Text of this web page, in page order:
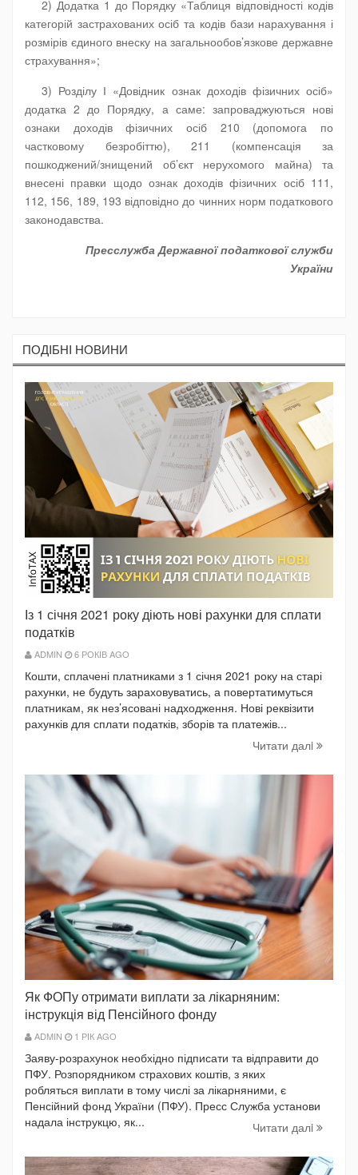
2) Додатка 1 до Порядку «Таблиця відповідності кодів
категорій застрахованих осіб та кодів бази нарахування і
розмірів єдиного внеску на загальнообов’язкове державне
страхування»;
3) Розділу І «Довідник ознак доходів фізичних осіб»
додатка 2 до Порядку, а саме: запроваджуються нові
ознаки доходів фізичних осіб 210 (допомога по
частковому безробіттю), 211 (компенсація за
пошкоджений/знищений об’єкт нерухомого майна) та
внесені правки щодо ознак доходів фізичних осіб 111,
112, 156, 189, 193 відповідно до чинних норм податкового
законодавства.
Пресслужба Державної податкової служби
України
ПОДIБНI НОВИНИ
Із 1 січня 2021 року діють нові рахунки для сплати
податків
ADMIN 6 РОКІВ AGO
Кошти, сплачені платниками з 1 січня 2021 року на старі
рахунки, не будуть зараховуватись, а повертатимуться
платникам, як нез’ясовані надходження. Нові реквізити
рахунків для сплати податків, зборів та платежів...
Читати далi
Як ФОПу отримати виплати за лікарняним:
інструкція від Пенсійного фонду
ADMIN 1 РІК AGO
Заяву-розрахунок необхідно підписати та відправити до
ПФУ. Розпорядником страхових коштів, з яких
робляться виплати в тому числі за лікарняними, є
Пенсійний фонд України (ПФУ). Пресс Служба установи
надала інструкцю, як...
Читати далi